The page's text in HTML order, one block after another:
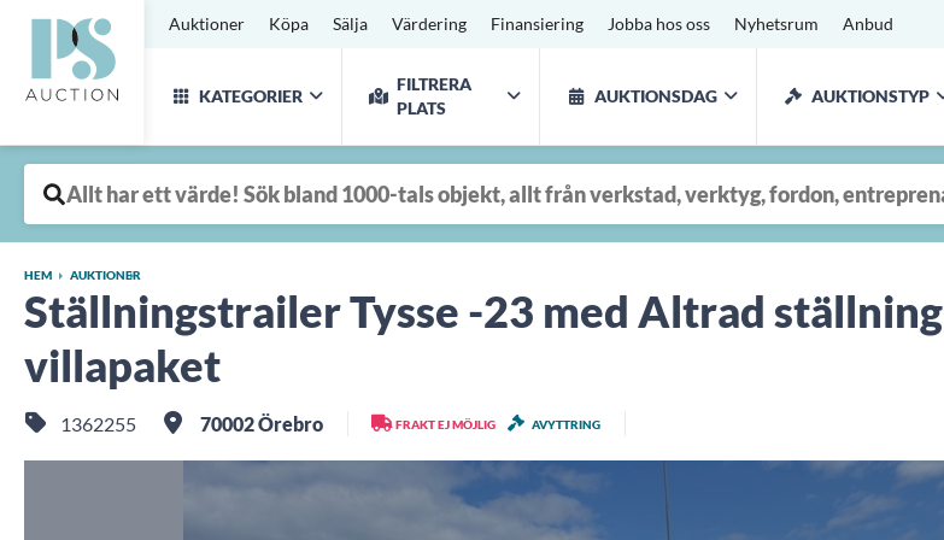
Auktioner Köpa Sälja Värdering Finansiering Jobba hos oss Nyhetsrum Anbud
KATEGORIER
FILTRERA
PLATS
AUKTIONSDAG AUKTIONSTYP
HEM AUKTIONER
Ställningstrailer Tysse -23 med Altrad ställning
villapaket
1362255 70002 Örebro FRAKT EJ MÖJLIG AVYTTRING